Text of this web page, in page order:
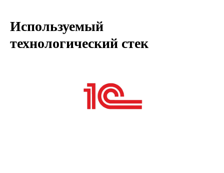
Используемый
технологический стек